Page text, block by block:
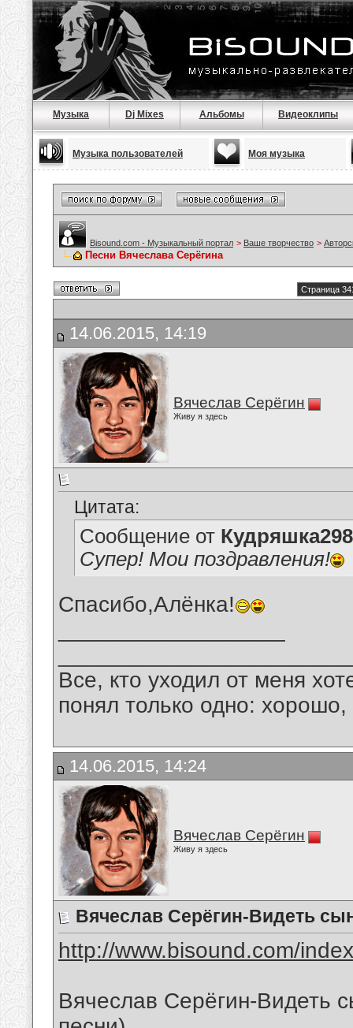
Музыка Dj Mixes Альбомы Видеоклипы
Музыка пользователей Моя музыка
Bisound.com - Музыкальный портал > Ваше творчество >
Песни Вячеслава Серёгина
Страница
14.06.2015, 14:19
Вячеслав Серёгин
Живу я здесь
Цитата:
Сообщение от Кудряшка298
Супер! Мои поздравления!
Спасибо,Алёнка!
Все, кто уходил от меня
понял только одно:
14.06.2015, 14:24
Вячеслав Серёгин
Живу я здесь
Вячеслав Серёгин-Видеть
http://www.bisound.com/
Вячеслав Серёгин-Видеть